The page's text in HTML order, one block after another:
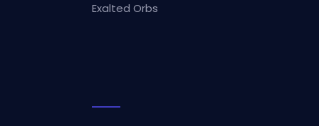
Exalted Orbs